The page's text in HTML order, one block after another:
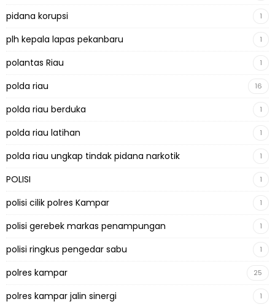
pidana korupsi 1
plh kepala lapas pekanbaru 1
polantas Riau 1
polda riau 16
polda riau berduka 1
polda riau latihan 1
polda riau ungkap tindak pidana narkotik 1
POLISI 1
polisi cilik polres Kampar 1
polisi gerebek markas penampungan 1
polisi ringkus pengedar sabu 1
polres kampar 25
polres kampar jalin sinergi 1